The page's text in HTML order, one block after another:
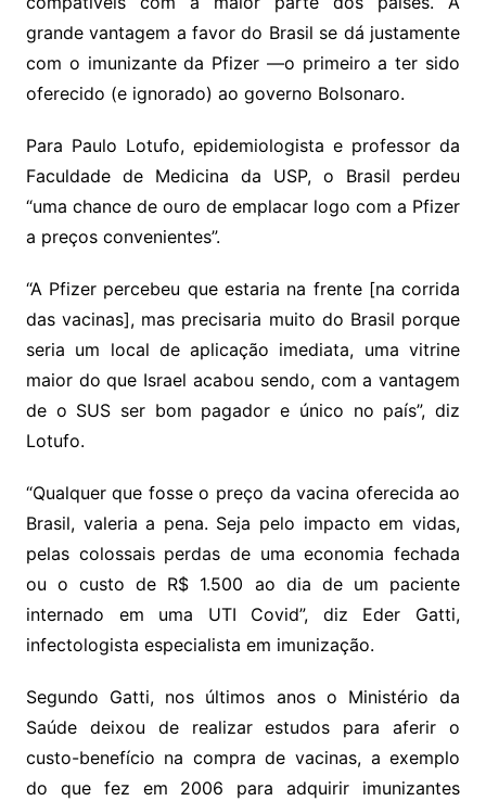
grande vantagem a favor do Brasil se dá justamente
com o imunizante da Pfizer —o primeiro a ter sido
oferecido (e ignorado) ao governo Bolsonaro.
Para Paulo Lotufo, epidemiologista e professor da
Faculdade de Medicina da USP, o Brasil perdeu
“uma chance de ouro de emplacar logo com a Pfizer
a preços convenientes”.
“A Pfizer percebeu que estaria na frente [na corrida
das vacinas], mas precisaria muito do Brasil porque
seria um local de aplicação imediata, uma vitrine
maior do que Israel acabou sendo, com a vantagem
de o SUS ser bom pagador e único no país”, diz
Lotufo.
“Qualquer que fosse o preço da vacina oferecida ao
Brasil, valeria a pena. Seja pelo impacto em vidas,
pelas colossais perdas de uma economia fechada
ou o custo de R$ 1.500 ao dia de um paciente
internado em uma UTI Covid”, diz Eder Gatti,
infectologista especialista em imunização.
Segundo Gatti, nos últimos anos o Ministério da
Saúde deixou de realizar estudos para aferir o
custo-benefício na compra de vacinas, a exemplo
do que fez em 2006 para adquirir imunizantes